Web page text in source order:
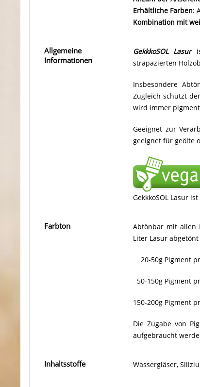
Erhältliche Farben:
Kombination mit
Allgemeine
Informationen
GekkkoSOL Lasur
strapazierten
Insbesondere
Zugleich schützt
wird immer
Geeignet zur
geeignet für geölte
GekkkoSOL Lasur ist
Farbton
Abtönbar mit allen
Liter Lasur
20-50g Pigment
50-150g Pigment
150-200g Pigment
Die Zugabe von
aufgebraucht
Inhaltsstoffe Wassergläser,